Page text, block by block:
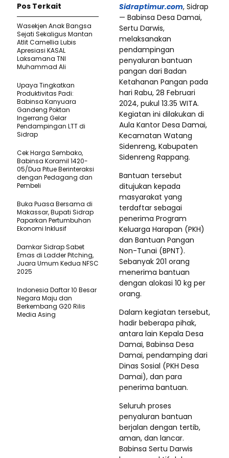
Sidraptimur.com, Sidrap
— Babinsa Desa Damai,
Sertu Darwis,
melaksanakan
pendampingan
penyaluran bantuan
pangan dari Badan
Ketahanan Pangan pada
hari Rabu, 28 Februari
2024, pukul 13.35 WITA.
Kegiatan ini dilakukan di
Aula Kantor Desa Damai,
Kecamatan Watang
Sidenreng, Kabupaten
Sidenreng Rappang.
Bantuan tersebut
ditujukan kepada
masyarakat yang
terdaftar sebagai
penerima Program
Keluarga Harapan (PKH)
dan Bantuan Pangan
Non-Tunai (BPNT).
Sebanyak 201 orang
menerima bantuan
dengan alokasi 10 kg per
orang.
Dalam kegiatan tersebut,
hadir beberapa pihak,
antara lain Kepala Desa
Damai, Babinsa Desa
Damai, pendamping dari
Dinas Sosial (PKH Desa
Damai), dan para
penerima bantuan.
Seluruh proses
penyaluran bantuan
berjalan dengan tertib,
aman, dan lancar.
Babinsa Sertu Darwis
Pos Terkait
Wasekjen Anak Bangsa
Sejati Sekaligus Mantan
Atlit Camellia Lubis
Apresiasi KASAL
Laksamana TNI
Muhammad Ali
Upaya Tingkatkan
Produktivitas Padi:
Babinsa Kanyuara
Gandeng Poktan
Ingerrang Gelar
Pendampingan LTT di
Sidrap
Cek Harga Sembako,
Babinsa Koramil 1420-
05/Dua Pitue Berinteraksi
dengan Pedagang dan
Pembeli
Buka Puasa Bersama di
Makassar, Bupati Sidrap
Paparkan Pertumbuhan
Ekonomi Inklusif
Damkar Sidrap Sabet
Emas di Ladder Pitching,
Juara Umum Kedua NFSC
2025
Indonesia Daftar 10 Besar
Negara Maju dan
Berkembang G20 Rilis
Media Asing